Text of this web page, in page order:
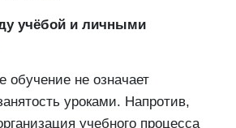
учёбой и личными
обучение не означает
уроками. Напротив,
учебного процесса